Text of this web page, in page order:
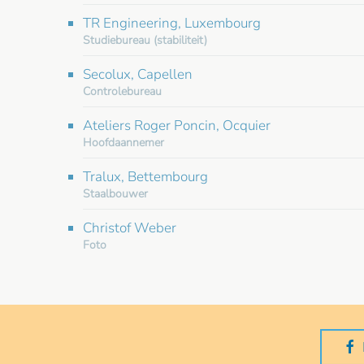
TR Engineering, Luxembourg
Studiebureau (stabiliteit)
Secolux, Capellen
Controlebureau
Ateliers Roger Poncin, Ocquier
Hoofdaannemer
Tralux, Bettembourg
Staalbouwer
Christof Weber
Foto